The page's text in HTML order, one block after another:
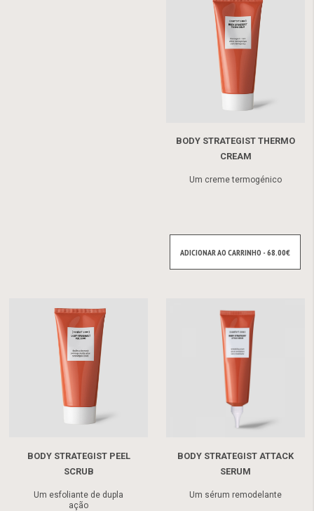
BODY STRATEGIST THERMO
CREAM
Um creme termogénico
ADICIONAR AO CARRINHO - 68.00€
BODY STRATEGIST PEEL
SCRUB
Um esfoliante de dupla
ação
BODY STRATEGIST ATTACK
SERUM
Um sérum remodelante